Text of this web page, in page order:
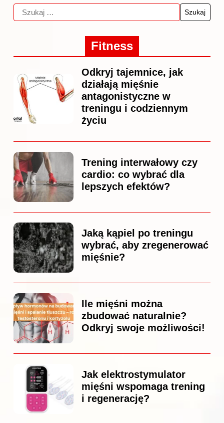
Fitness
Odkryj tajemnice, jak
działają mięśnie
antagonistyczne w
treningu i codziennym
życiu
Trening interwałowy czy
cardio: co wybrać dla
lepszych efektów?
Jaką kąpiel po treningu
wybrać, aby zregenerować
mięśnie?
Ile mięśni można
zbudować naturalnie?
Odkryj swoje możliwości!
Jak elektrostymulator
mięśni wspomaga trening
i regenerację?